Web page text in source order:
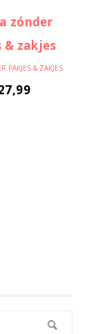
PAKJES & ZAKJES